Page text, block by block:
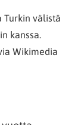
Turkin välistä
kanssa.
Wikimedia